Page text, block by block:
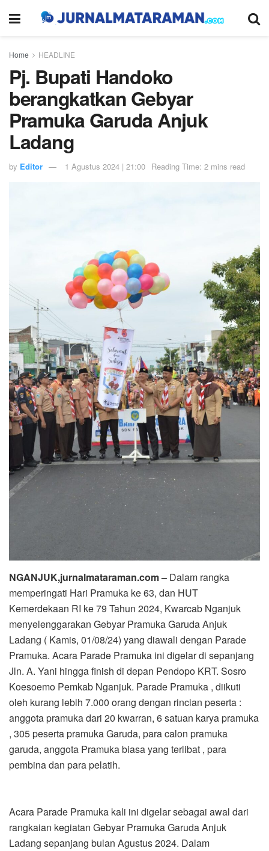
Home HEADLINE
Pj. Bupati Handoko
berangkatkan Gebyar
Pramuka Garuda Anjuk
Ladang
by Editor 1 Agustus 2024 | 21:00 Reading Time: 2 mins read
NGANJUK,jurnalmataraman.com – Dalam rangka
memperingati Hari Pramuka ke 63, dan HUT
Kemerdekaan RI ke 79 Tahun 2024, Kwarcab Nganjuk
menyelenggarakan Gebyar Pramuka Garuda Anjuk
Ladang ( Kamis, 01/08/24) yang diawali dengan Parade
Pramuka. Acara Parade Pramuka ini digelar di sepanjang
Jln. A. Yani hingga finish di depan Pendopo KRT. Sosro
Koesoemo Pemkab Nganjuk. Parade Pramuka , diikuti
oleh kurang lebih 7.000 orang dengan rincian peserta :
anggota pramuka dari 20 kwarran, 6 satuan karya pramuka
, 305 peserta pramuka Garuda, para calon pramuka
garuda, anggota Pramuka biasa yang terlibat , para
pembina dan para pelatih.
Acara Parade Pramuka kali ini digelar sebagai awal dari
rangkaian kegiatan Gebyar Pramuka Garuda Anjuk
Ladang sepanjang bulan Agustus 2024. Dalam